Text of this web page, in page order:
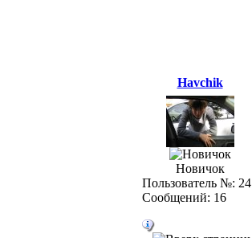
Havchik
Новичок
Пользователь №: 24
Сообщений: 16